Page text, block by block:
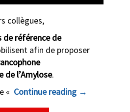
collègues,
de référence de
afin de proposer
de l’Amylose.
« Continue reading →